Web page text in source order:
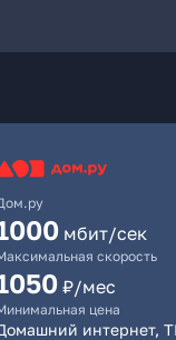
мбит/сек
скорость
₽/мес
цена
интернет,